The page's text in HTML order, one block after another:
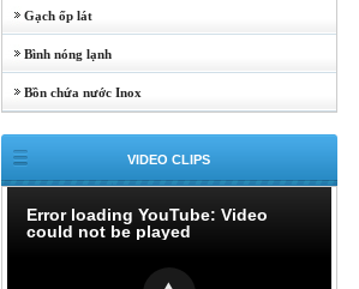
Gạch ốp lát
Bình nóng lạnh
Bồn chứa nước Inox
VIDEO CLIPS
Error loading YouTube: Video
could not be played